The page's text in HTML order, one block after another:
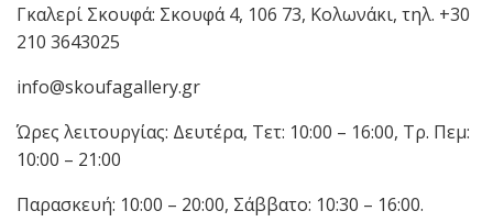
Γκαλερί Σκουφά: Σκουφά 4, 106 73, Κολωνάκι, τηλ. +30
210 3643025
info@skoufagallery.gr
Ώρες λειτουργίας: Δευτέρα, Τετ: 10:00 – 16:00, Τρ. Πεμ:
10:00 – 21:00
Παρασκευή: 10:00 – 20:00, Σάββατο: 10:30 – 16:00.